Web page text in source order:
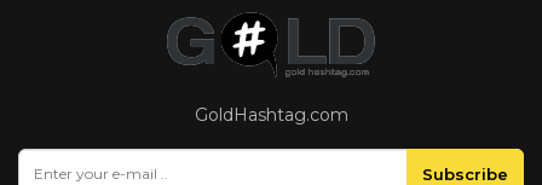
GoldHashtag.com
Subscribe